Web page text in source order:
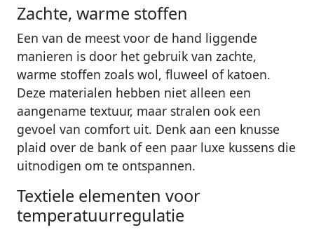
Zachte, warme stoffen
Een van de meest voor de hand liggende
manieren is door het gebruik van zachte,
warme stoffen zoals wol, fluweel of katoen.
Deze materialen hebben niet alleen een
aangename textuur, maar stralen ook een
gevoel van comfort uit. Denk aan een knusse
plaid over de bank of een paar luxe kussens die
uitnodigen om te ontspannen.
Textiele elementen voor
temperatuurregulatie